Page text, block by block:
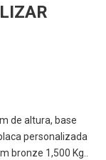
de altura, base
personalizada
bronze 1,500 Kg..